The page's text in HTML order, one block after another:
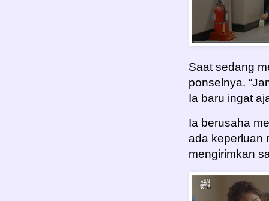
Saat sedang
ponselnya.
Ia baru ingat
Ia berusaha
ada keperluan
mengirimkan